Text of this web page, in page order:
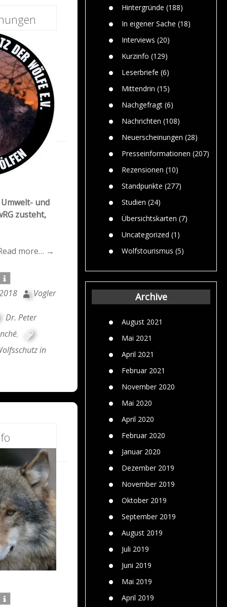
Jim
Warum
Hintergründe (188)
In eigener Sache (18)
Interviews (20)
Kurzinfo (129)
Leserbriefe (6)
Mittendrin (15)
Nachgefragt (6)
Nachrichten (108)
Neuerscheinungen (28)
Presseinformationen (207)
Rezensionen (10)
Standpunkte (277)
Studien (24)
Übersichtskarten (7)
Uncategorized (1)
Wolfstourismus (5)
Archive
August 2021
Mai 2021
April 2021
Februar 2021
November 2020
Mai 2020
April 2020
Februar 2020
Januar 2020
Dezember 2019
November 2019
Oktober 2019
September 2019
August 2019
Juli 2019
Juni 2019
Mai 2019
April 2019
und
zusteht,
more… →
Vogler
Dr. Peter
,
in